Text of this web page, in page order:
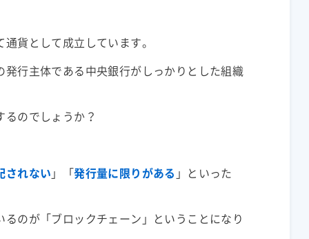
貨として成立しています。
行主体である中央銀行がしっかりとした組織
のでしょうか？
されない 」「発行量に限りがある 」といった
るのが「ブロックチェーン 」ということになり